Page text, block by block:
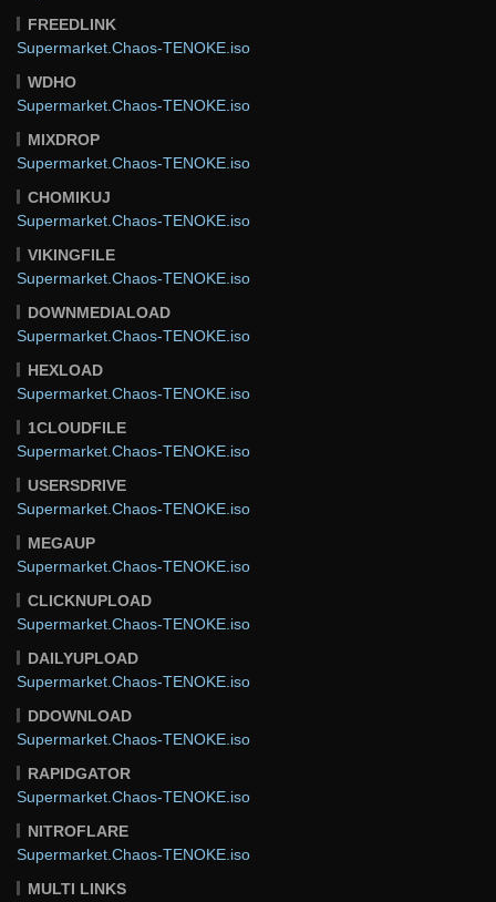
FREEDLINK
Supermarket.Chaos-TENOKE.iso
WDHO
Supermarket.Chaos-TENOKE.iso
MIXDROP
Supermarket.Chaos-TENOKE.iso
CHOMIKUJ
Supermarket.Chaos-TENOKE.iso
VIKINGFILE
Supermarket.Chaos-TENOKE.iso
DOWNMEDIALOAD
Supermarket.Chaos-TENOKE.iso
HEXLOAD
Supermarket.Chaos-TENOKE.iso
1CLOUDFILE
Supermarket.Chaos-TENOKE.iso
USERSDRIVE
Supermarket.Chaos-TENOKE.iso
MEGAUP
Supermarket.Chaos-TENOKE.iso
CLICKNUPLOAD
Supermarket.Chaos-TENOKE.iso
DAILYUPLOAD
Supermarket.Chaos-TENOKE.iso
DDOWNLOAD
Supermarket.Chaos-TENOKE.iso
RAPIDGATOR
Supermarket.Chaos-TENOKE.iso
NITROFLARE
Supermarket.Chaos-TENOKE.iso
MULTI LINKS